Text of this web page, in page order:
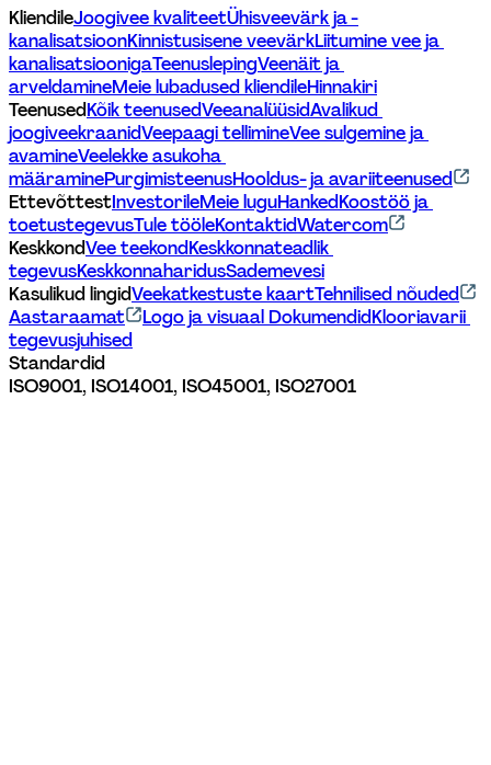
KliendileJoogivee kvaliteetÜhisveevärk ja -
kanalisatsioonKinnistusisene veevärkLiitumine vee ja
kanalisatsioonigaTeenuslepingVeenäit ja
arveldamineMeie lubadused kliendileHinnakiri
TeenusedKõik teenusedVeeanalüüsidAvalikud
joogiveekraanidVeepaagi tellimineVee sulgemine ja
avamineVeelekke asukoha
määraminePurgimisteenusHooldus- ja avariiteenused
EttevõttestInvestorileMeie luguHankedKoostöö ja
toetustegevusTule tööleKontaktidWatercom
KeskkondVee teekondKeskkonnateadlik
tegevusKeskkonnaharidusSademevesi
Kasulikud lingidVeekatkestuste kaartTehnilised nõuded
Aastaraamat
Logo ja visuaal DokumendidKlooriavarii
tegevusjuhised
Standardid
ISO9001, ISO14001, ISO45001, ISO27001